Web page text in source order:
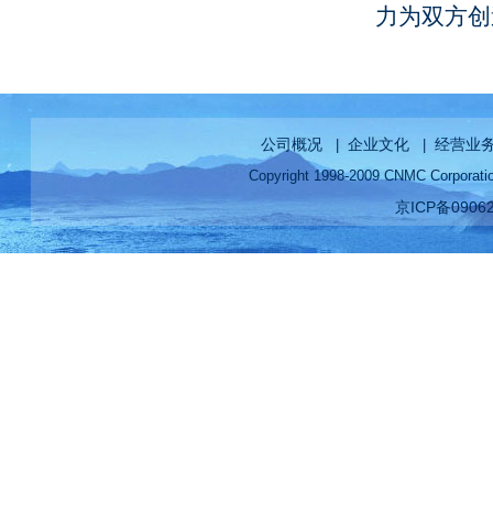
力为双方
公司概况| 企业文化| 经营业
Copyright 1998-2009 CNMC
京ICP备